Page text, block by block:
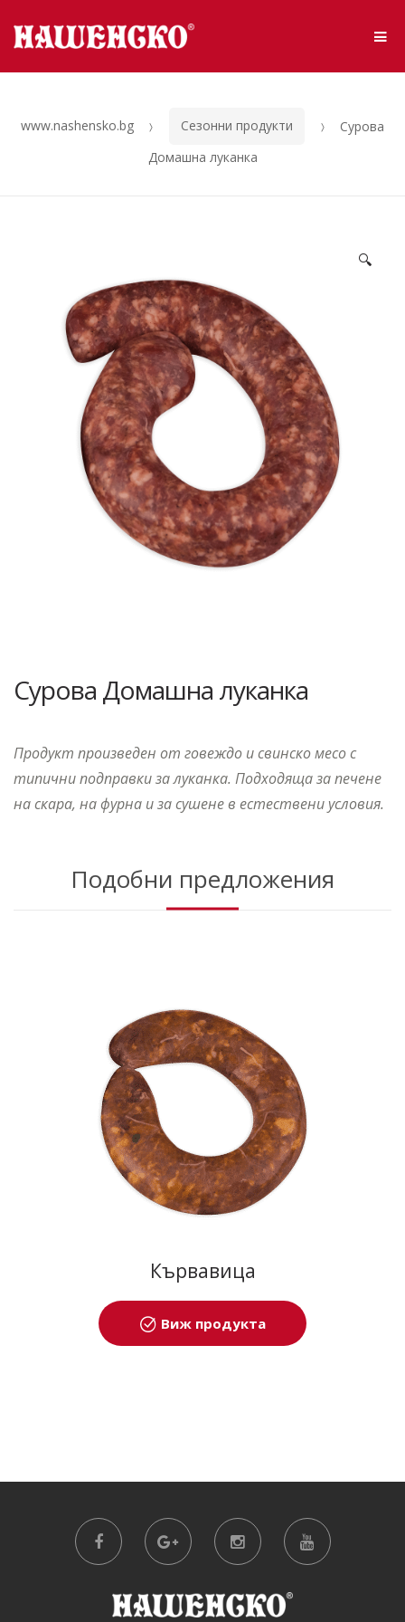
Skip to navigation
Skip to content
www.nashensko.bg Сезонни продукти
Сурова
Домашна луканка
🔍
Сурова Домашна луканка
Продукт произведен от говеждо и свинско месо с
типични подправки за луканка. Подходяща за печене
на скара, на фурна и за сушене в естествени условия.
Подобни предложения
Кървавица
Виж продукта